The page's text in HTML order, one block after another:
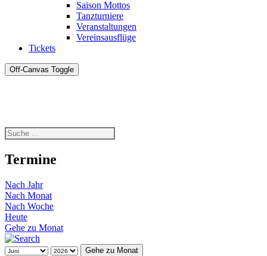
Saison Mottos
Tanzturniere
Veranstaltungen
Vereinsausflüge
Tickets
Off-Canvas Toggle
Termine
Nach Jahr
Nach Monat
Nach Woche
Heute
Gehe zu Monat
Gehe zu Monat